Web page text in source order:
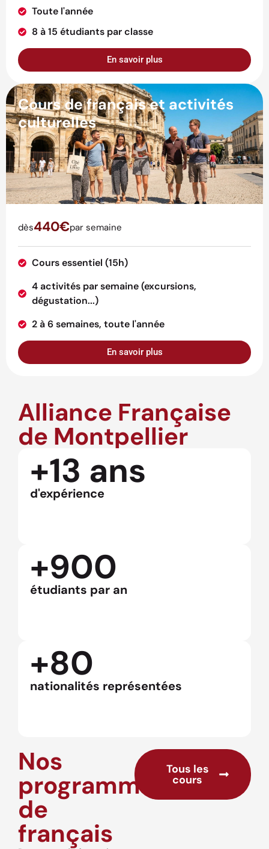
Toute l'année
8 à 15 étudiants par classe
En savoir plus
Cours de français et activités
culturelles
dès440€par semaine
Cours essentiel (15h)
4 activités par semaine (excursions,
dégustation...)
2 à 6 semaines, toute l'année
En savoir plus
Alliance Française
de Montpellier
+13 ans
d'expérience
+900
étudiants par an
+80
nationalités représentées
Nos
programmes
de
français
Tous les
cours